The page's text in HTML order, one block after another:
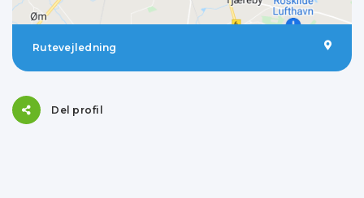
Rutevejledning
Del profil